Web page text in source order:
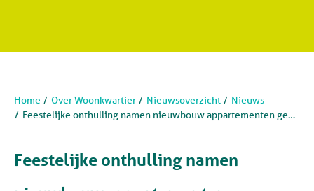
Home Over Woonkwartier Nieuwsoverzicht
Nieuws
Feestelijke onthulling namen nieuwbouw appartementen gebouwen Bosselaar Zuid in Zevenbergen
Feestelijke onthulling namen